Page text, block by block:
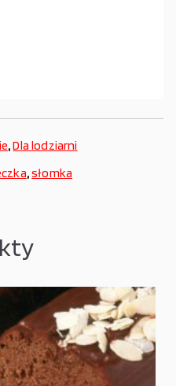
,Dla lodziarni
,słomka